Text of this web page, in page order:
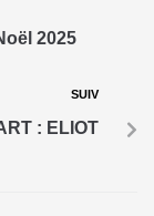
2025
SUIV
: ELIOT